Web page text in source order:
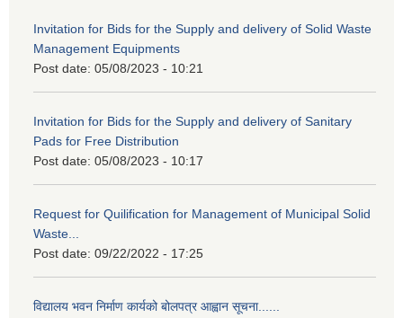
Invitation for Bids for the Supply and delivery of Solid Waste
Management Equipments
Post date: 05/08/2023 - 10:21
Invitation for Bids for the Supply and delivery of Sanitary
Pads for Free Distribution
Post date: 05/08/2023 - 10:17
Request for Quilification for Management of Municipal Solid
Waste...
Post date: 09/22/2022 - 17:25
विद्यालय भवन निर्माण कार्यको बोलपत्र आह्वान सूचना......